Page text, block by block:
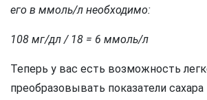
его в ммоль/л необходимо:
108 мг/дл / 18 = 6 ммоль/л
Теперь у вас есть возможность
преобразовывать показатели